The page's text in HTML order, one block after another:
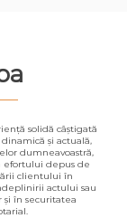
solidă câștigată
și actuală,
dumneavoastră,
depus de
clientului în
actului sau
și în securitatea